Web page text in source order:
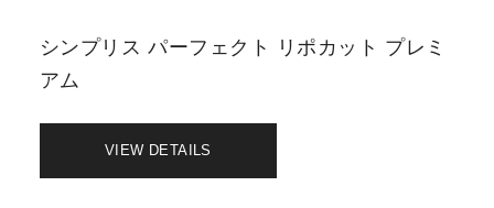
シンプリス パーフェクト リポカット プレミ
アム
VIEW DETAILS